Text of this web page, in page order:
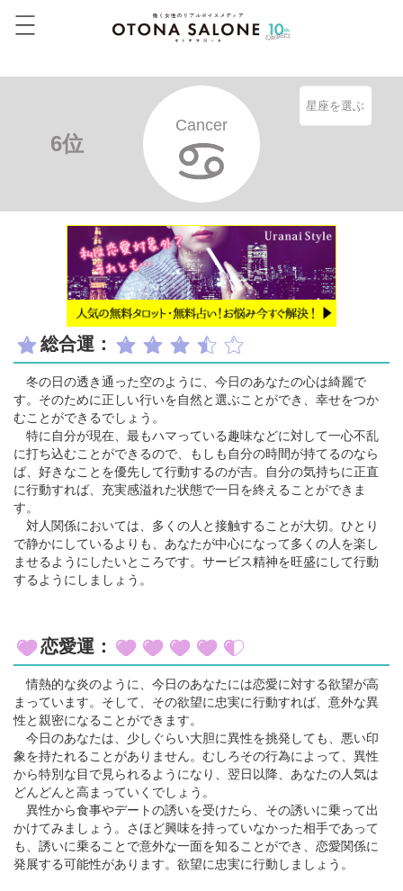
6位
Cancer
星座を選ぶ
総合運：
冬の日の透き通った空のように、今日のあなたの心は綺麗で
す。そのために正しい行いを自然と選ぶことができ、幸せをつか
むことができるでしょう。
特に自分が現在、最もハマっている趣味などに対して一心不乱
に打ち込むことができるので、もしも自分の時間が持てるのなら
ば、好きなことを優先して行動するのが吉。自分の気持ちに正直
に行動すれば、充実感溢れた状態で一日を終えることができま
す。
対人関係においては、多くの人と接触することが大切。ひとり
で静かにしているよりも、あなたが中心になって多くの人を楽し
ませるようにしたいところです。サービス精神を旺盛にして行動
するようにしましょう。
恋愛運：
情熱的な炎のように、今日のあなたには恋愛に対する欲望が高
まっています。そして、その欲望に忠実に行動すれば、意外な異
性と親密になることができます。
今日のあなたは、少しぐらい大胆に異性を挑発しても、悪い印
象を持たれることがありません。むしろその行為によって、異性
から特別な目で見られるようになり、翌日以降、あなたの人気は
どんどんと高まっていくでしょう。
異性から食事やデートの誘いを受けたら、その誘いに乗って出
かけてみましょう。さほど興味を持っていなかった相手であって
も、誘いに乗ることで意外な一面を知ることができ、恋愛関係に
発展する可能性があります。欲望に忠実に行動しましょう。